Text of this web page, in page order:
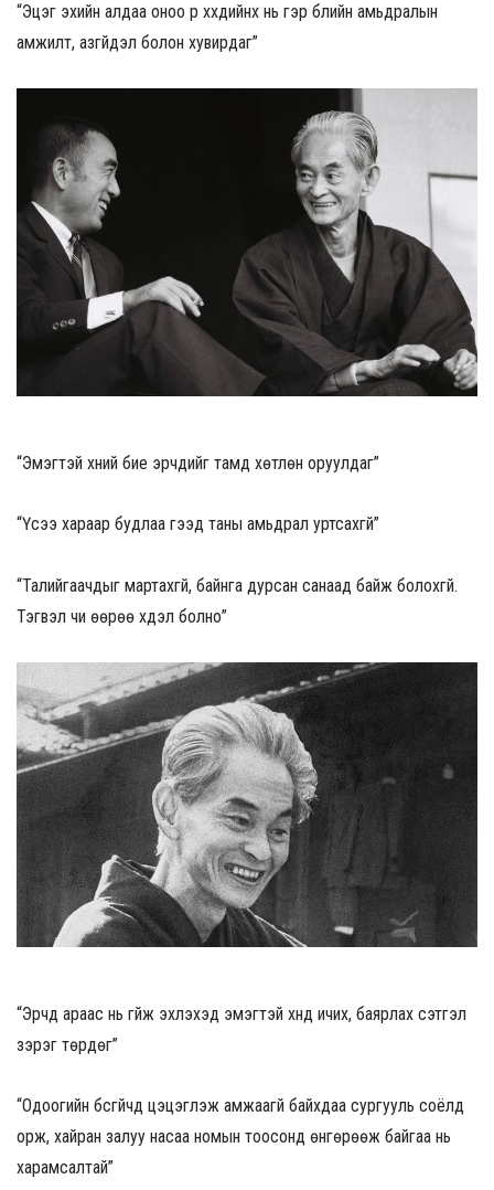
“Эцэг эхийн алдаа оноо үр хүүхдийнх нь гэр бүлийн амьдралын
амжилт, азгүйдэл болон хувирдаг”
“Эмэгтэй хүний бие эрчүүдийг тамд хөтлөн оруулдаг”
“Үсээ хараар будлаа гээд таны амьдрал уртсахгүй”
“Талийгаачдыг мартахгүй, байнга дурсан санаад байж болохгүй.
Тэгвэл чи өөрөө үхдэл болно”
“Эрчүүд араас нь гүйж эхлэхэд эмэгтэй хүнд ичих, баярлах сэтгэл
зэрэг төрдөг”
“Одоогийн бүсгүйчүүд цэцэглэж амжаагүй байхдаа сургууль соёлд
орж, хайран залуу насаа номын тоосонд өнгөрөөж байгаа нь
харамсалтай”